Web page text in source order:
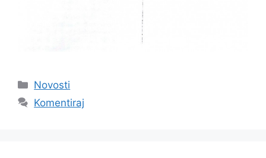
Kategorije
Novosti
Komentiraj